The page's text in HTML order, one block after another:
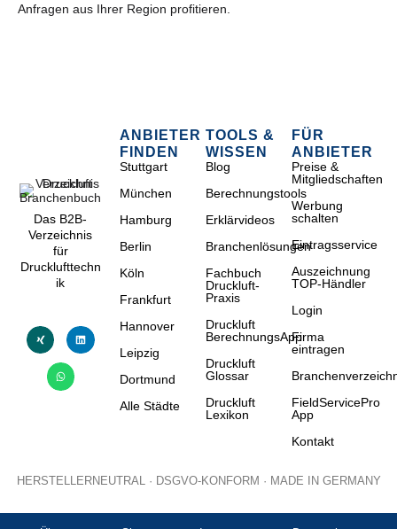
Anfragen aus Ihrer Region profitieren.
Das B2B-
Verzeichnis
für
Drucklufttechn
ik
ANBIETER
FINDEN
Stuttgart
München
Hamburg
Berlin
Köln
Frankfurt
Hannover
Leipzig
Dortmund
Alle Städte
TOOLS &
WISSEN
Blog
Berechnungstools
Erklärvideos
Branchenlösungen
Fachbuch
Druckluft-
Praxis
Druckluft
BerechnungsApp
Druckluft
Glossar
Druckluft
Lexikon
FÜR
ANBIETER
Preise &
Mitgliedschaften
Werbung
schalten
Eintragsservice
Auszeichnung
TOP-Händler
Login
Firma
eintragen
FieldServicePro
App
Kontakt
HERSTELLERNEUTRAL · DSGVO-KONFORM · MADE IN GERMANY